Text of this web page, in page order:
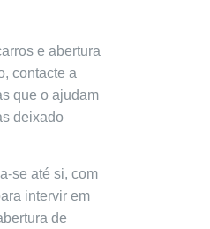
e abertura
contacte a
que o ajudam
deixado
se até si, com
intervir em
de